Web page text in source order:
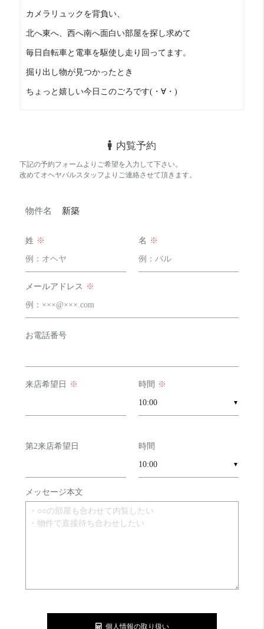
充実の設備です
辛口コメント
日当たりは良くないですが
コスパ めっちゃ良い！！ 20 点
収納力
外食派 良い！ 16 点
カメラリュックを背負い、
北へ東へ、西へ南へ面白い部屋を探し求めて
毎日自転車と電車を駆使し走り回ってます。
掘り出し物が見つかったとき
ちょっと嬉しい今日このごろです(・∀・)
内覧予約
下記の予約フォームよりご希望を入力して下さい。
改めてオヘヤバルスタッフよりご連絡させて頂きます。
物件名 新築
姓 ※ 名 ※
メールアドレス ※
お電話番号
来店希望日 ※ 時間 ※
▼
第2来店希望日 時間
▼
メッセージ本文
個人情報の取り扱い